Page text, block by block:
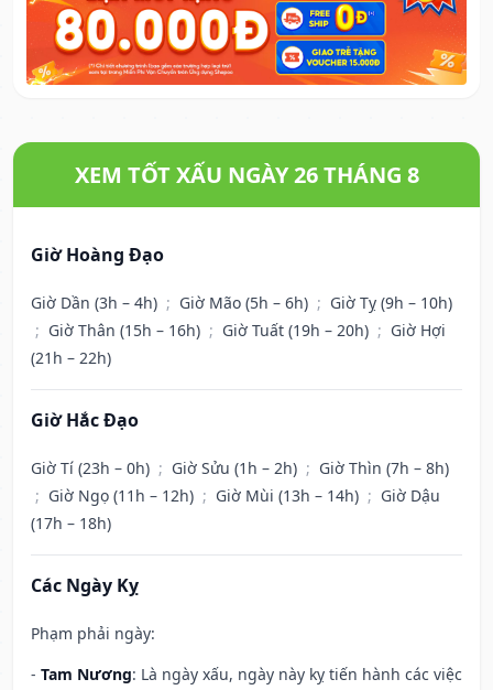
XEM TỐT XẤU NGÀY 26 THÁNG 8
Giờ Hoàng Đạo
Giờ Dần (3h – 4h) ; Giờ Mão (5h – 6h) ; Giờ Tỵ (9h – 10h)
; Giờ Thân (15h – 16h) ; Giờ Tuất (19h – 20h) ; Giờ Hợi
(21h – 22h)
Giờ Hắc Đạo
Giờ Tí (23h – 0h) ; Giờ Sửu (1h – 2h) ; Giờ Thìn (7h – 8h)
; Giờ Ngọ (11h – 12h) ; Giờ Mùi (13h – 14h) ; Giờ Dậu
(17h – 18h)
Các Ngày Kỵ
Phạm phải ngày:
- Tam Nương: Là ngày xấu, ngày này kỵ tiến hành các việc